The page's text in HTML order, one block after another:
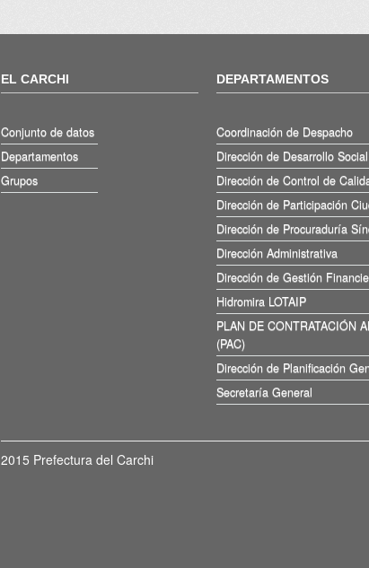
EL CARCHI
Conjunto de datos
Departamentos
Grupos
DEPARTAMENTOS
Coordinación de Despacho
Dirección de Desarrollo Social
Dirección de Control de
Dirección de Participación
Dirección de Procuraduría
Dirección Administrativa
Dirección de Gestión
Hidromira LOTAIP
PLAN DE CONTRATACIÓN
(PAC)
Dirección de Planificación
Secretaría General
2015 Prefectura del Carchi